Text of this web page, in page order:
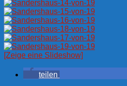
[Zeige eine Slideshow]
teilen